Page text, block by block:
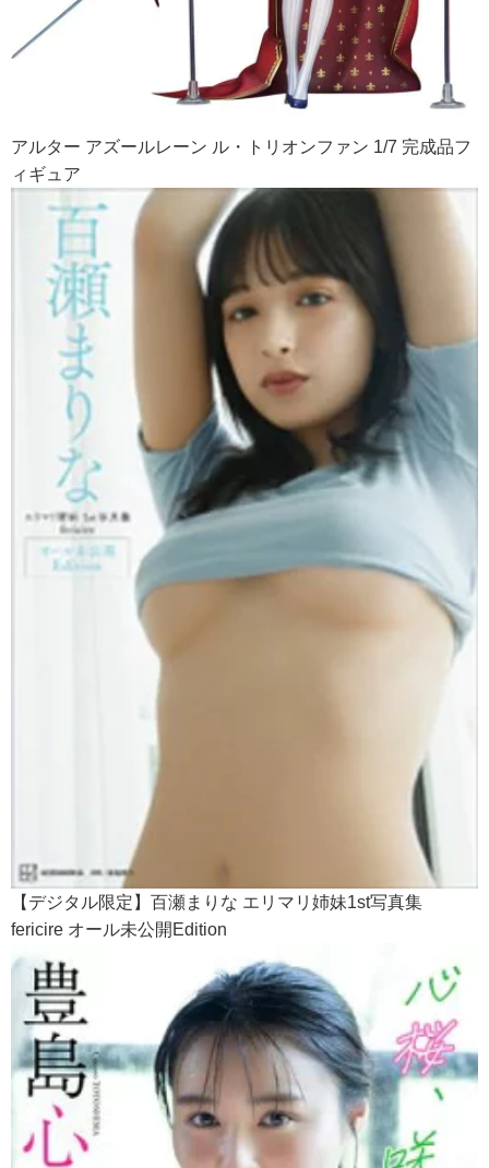
アルター アズールレーン ル・トリオンファン 1/7 完成品フ
ィギュア
【デジタル限定】百瀬まりな エリマリ姉妹1st写真集
fericire オール未公開Edition